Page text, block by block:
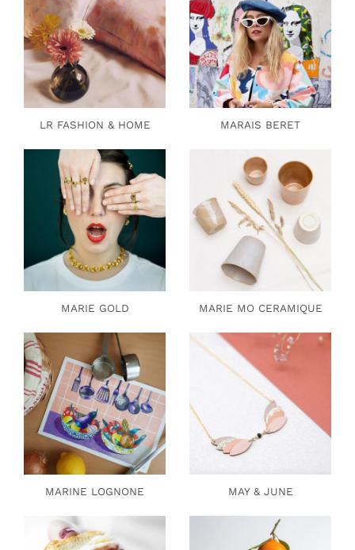
LR FASHION & HOME MARAIS BERET
MARIE GOLD MARIE MO CERAMIQUE
MARINE LOGNONE MAY & JUNE